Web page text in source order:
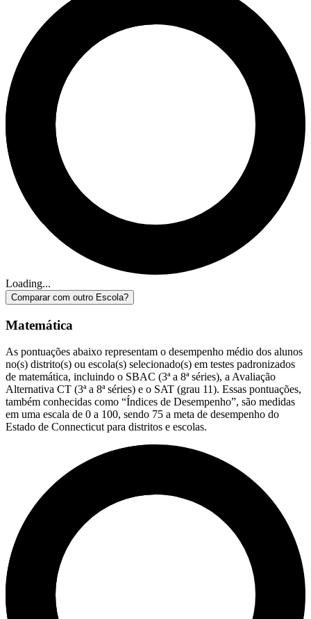
Loading...
Comparar com outro Escola?
Matemática
As pontuações abaixo representam o desempenho médio dos alunos
no(s) distrito(s) ou escola(s) selecionado(s) em testes padronizados
de matemática, incluindo o SBAC (3ª a 8ª séries), a Avaliação
Alternativa CT (3ª a 8ª séries) e o SAT (grau 11). Essas pontuações,
também conhecidas como “Índices de Desempenho”, são medidas
em uma escala de 0 a 100, sendo 75 a meta de desempenho do
Estado de Connecticut para distritos e escolas.